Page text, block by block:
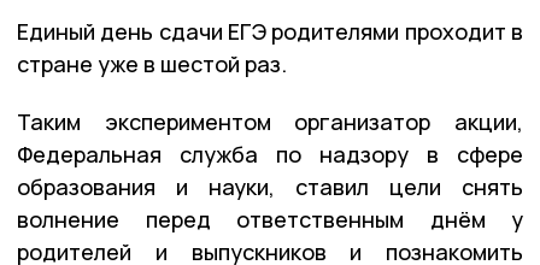
Единый день сдачи ЕГЭ родителями проходит в
стране уже в шестой раз.
Таким экспериментом организатор акции,
Федеральная служба по надзору в сфере
образования и науки, ставил цели снять
волнение перед ответственным днём у
родителей и выпускников и познакомить